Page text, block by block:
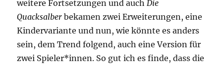
weitere Fortsetzungen und auch Die
Quacksalber bekamen zwei Erweiterungen, eine
Kindervariante und nun, wie könnte es anders
sein, dem Trend folgend, auch eine Version für
zwei Spieler*innen. So gut ich es finde, dass die